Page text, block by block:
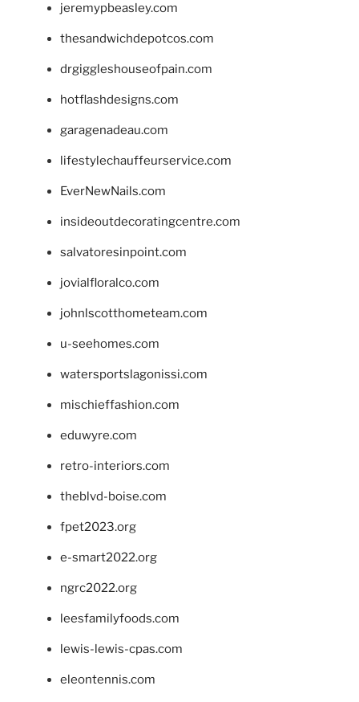
jeremypbeasley.com
thesandwichdepotcos.com
drgiggleshouseofpain.com
hotflashdesigns.com
garagenadeau.com
lifestylechauffeurservice.com
EverNewNails.com
insideoutdecoratingcentre.com
salvatoresinpoint.com
jovialfloralco.com
johnlscotthometeam.com
u-seehomes.com
watersportslagonissi.com
mischieffashion.com
eduwyre.com
retro-interiors.com
theblvd-boise.com
fpet2023.org
e-smart2022.org
ngrc2022.org
leesfamilyfoods.com
lewis-lewis-cpas.com
eleontennis.com